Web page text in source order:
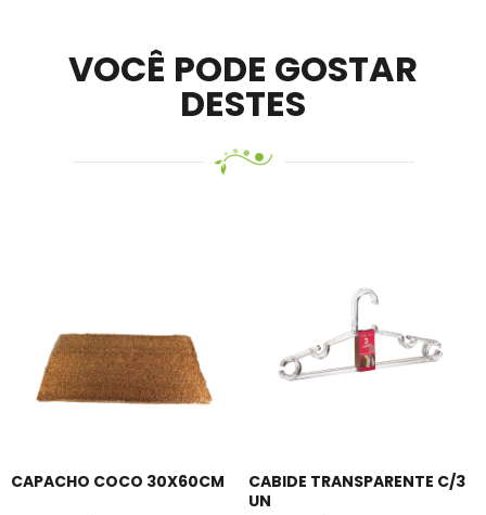
VOCÊ PODE GOSTAR
DESTES
CAPACHO COCO 30X60CM
CABIDE TRANSPARENTE C/3
UN